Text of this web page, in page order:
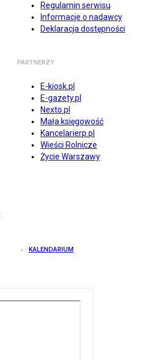
Regulamin serwisu
Informacje o nadawcy
Deklaracja dostępności
PARTNERZY
E-kiosk.pl
E-gazety.pl
Nexto.pl
Mała księgowość
Kancelarierp.pl
Wieści Rolnicze
Życie Warszawy
KALENDARIUM